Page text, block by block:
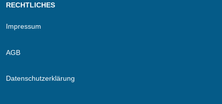
RECHTLICHES
Impressum
AGB
Datenschutzerklärung